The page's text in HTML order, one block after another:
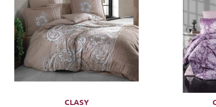
CLASY